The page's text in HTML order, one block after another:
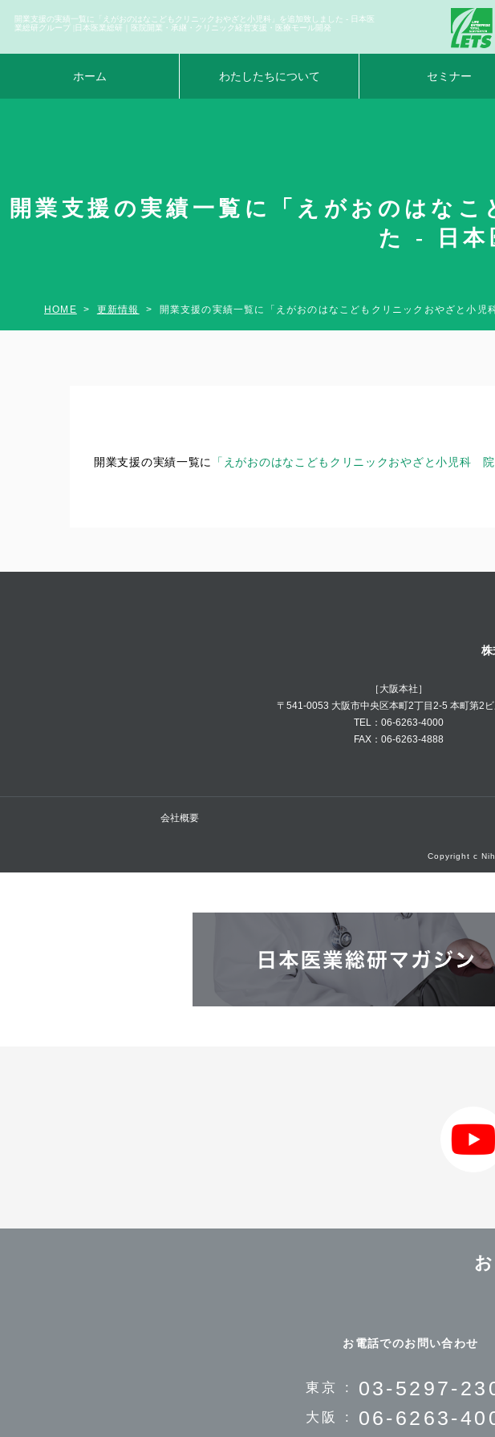
開業支援の実績一覧に「えがおのはなこどもクリニックおやざと小児科」を追加致しました - 日本医
業総研グループ |日本医業総研｜医院開業・承継・クリニック経営支援・医療モール開発
ホーム わたしたちについて セミナー
開業支援の実績一覧に「えがおのはな
た - 日本
HOME 更新情報 開業支援の実績一覧に「えがおのはなこどもクリニックおやざと小児
開業支援の実績一覧に 「えがおのはなこどもクリニックおやざと小児科
株
［大阪本社］
〒541-0053 大阪市中央区本町2丁目2-5 本町第2
TEL：06-6263-4000
FAX：06-6263-4888
会社概要
Copyright c
お電話でのお問い合わせ
東京 : 03-5297-
大阪 : 06-6263-